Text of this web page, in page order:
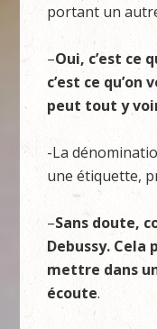
portant un
–Oui, c’est ce
c’est ce qu’on
peut tout y
-La
une étiquette,
–Sans doute,
Debussy. Cela
mettre dans
écoute.